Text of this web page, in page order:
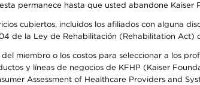
permanece hasta que usted abandone
cubiertos, incluidos los afiliados con alguna
de la Ley de Rehabilitación (Rehabilitation Act)
miembro o los costos para seleccionar a los
y líneas de negocios de KFHP (Kaiser
Assessment of Healthcare Providers and